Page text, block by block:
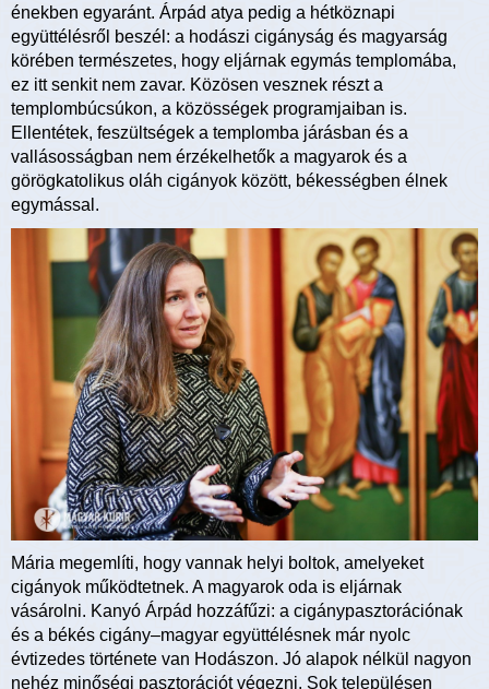
énekben egyaránt. Árpád atya pedig a hétköznapi
együttélésről beszél: a hodászi cigányság és magyarság
körében természetes, hogy eljárnak egymás templomába,
ez itt senkit nem zavar. Közösen vesznek részt a
templombúcsúkon, a közösségek programjaiban is.
Ellentétek, feszültségek a templomba járásban és a
vallásosságban nem érzékelhetők a magyarok és a
görögkatolikus oláh cigányok között, békességben élnek
egymással.
Mária megemlíti, hogy vannak helyi boltok, amelyeket
cigányok működtetnek. A magyarok oda is eljárnak
vásárolni. Kanyó Árpád hozzáfűzi: a cigánypasztorációnak
és a békés cigány–magyar együttélésnek már nyolc
évtizedes története van Hodászon. Jó alapok nélkül nagyon
nehéz minőségi pasztorációt végezni. Sok településen